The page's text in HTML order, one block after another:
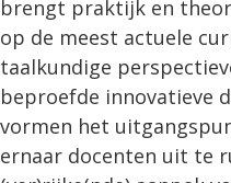
brengt praktijk en
op de meest actuele
taalkundige
beproefde innovatieve
vormen het
ernaar docenten uit te